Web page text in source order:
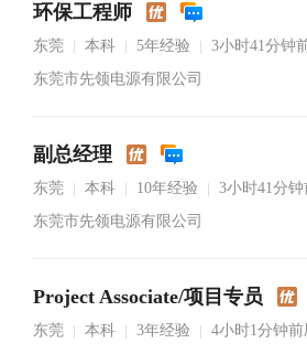
环保工程师
东莞 本科 5年经验
3小时41分钟
东莞市先领电源有限公司
副总经理
东莞 本科 10年经验
3小时41分
东莞市先领电源有限公司
Project Associate/项目专员
东莞 本科 3年经验
4小时1分钟